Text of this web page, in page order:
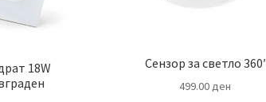
18W
Сензор за светло 360′
499.00ден